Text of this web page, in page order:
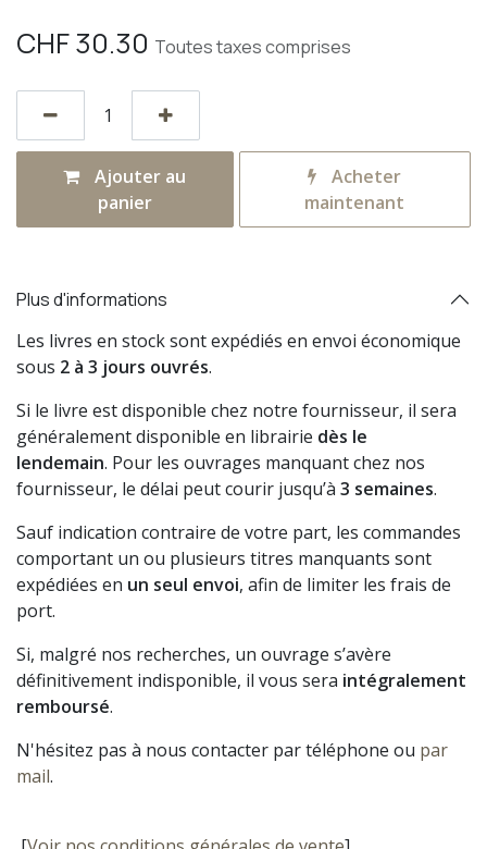
CHF30.30 Toutes taxes comprises
Ajouter au
panier
Acheter
maintenant
Plus d'informations
Les livres en stock sont expédiés en envoi économique
sous 2 à 3 jours ouvrés.
Si le livre est disponible chez notre fournisseur, il sera
généralement disponible en librairie dès le
lendemain. Pour les ouvrages manquant chez nos
fournisseur, le délai peut courir jusqu’à 3 semaines.
Sauf indication contraire de votre part, les commandes
comportant un ou plusieurs titres manquants sont
expédiées en un seul envoi, afin de limiter les frais de
port.
Si, malgré nos recherches, un ouvrage s’avère
définitivement indisponible, il vous sera intégralement
remboursé.
N'hésitez pas à nous contacter par téléphone ou par
mail.